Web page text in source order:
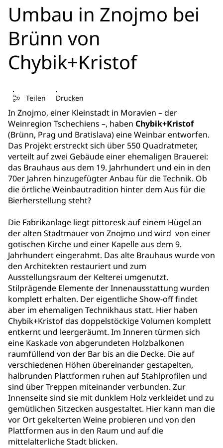
Umbau in Znojmo bei
Brünn von
Chybik+Kristof
Teilen Drucken
In Znojmo, einer Kleinstadt in Moravien – der
Weinregion Tschechiens –, haben Chybik+Kristof
(Brünn, Prag und Bratislava) eine Weinbar entworfen.
Das Projekt erstreckt sich über 550 Quadratmeter,
verteilt auf zwei Gebäude einer ehemaligen Brauerei:
das Brauhaus aus dem 19. Jahrhundert und ein in den
70er Jahren hinzugefügter Anbau für die Technik. Ob
die örtliche Weinbautradition hinter dem Aus für die
Bierherstellung steht?
Die Fabrikanlage liegt pittoresk auf einem Hügel an
der alten Stadtmauer von Znojmo und wird von einer
gotischen Kirche und einer Kapelle aus dem 9.
Jahrhundert eingerahmt. Das alte Brauhaus wurde von
den Architekten restauriert und zum
Ausstellungsraum der Kelterei umgenutzt.
Stilprägende Elemente der Innenausstattung wurden
komplett erhalten. Der eigentliche Show-off findet
aber im ehemaligen Technikhaus statt. Hier haben
Chybik+Kristof das doppelstöckige Volumen komplett
entkernt und leergeräumt. Im Inneren türmen sich
eine Kaskade von abgerundeten Holzbalkonen
raumfüllend von der Bar bis an die Decke. Die auf
verschiedenen Höhen übereinander gestapelten,
halbrunden Plattformen ruhen auf Stahlprofilen und
sind über Treppen miteinander verbunden. Zur
Innenseite sind sie mit dunklem Holz verkleidet und zu
gemütlichen Sitzecken ausgestaltet. Hier kann man die
vor Ort gekelterten Weine probieren und von den
Plattformen aus in den Raum und auf die
mittelalterliche Stadt blicken.